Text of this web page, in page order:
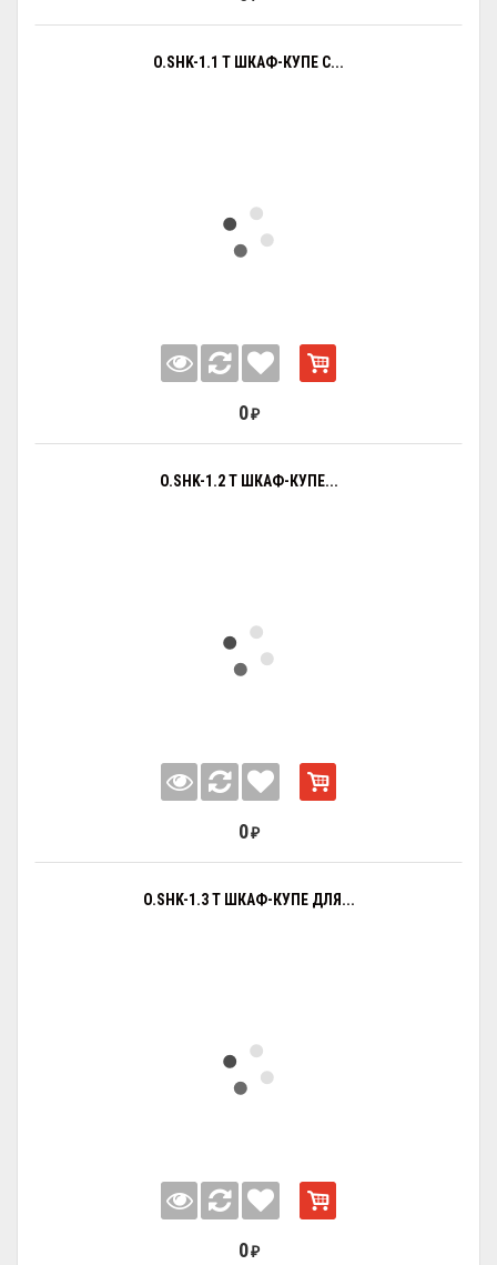
O.SHK-1.1 T ШКАФ-КУПЕ С...
0 ₽
O.SHK-1.2 T ШКАФ-КУПЕ...
0 ₽
O.SHK-1.3 T ШКАФ-КУПЕ ДЛЯ...
0 ₽